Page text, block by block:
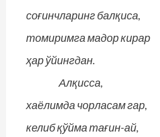
соғинчларинг балқиса,
томиримга мадор кирар
ҳар ўйингдан.
Алқисса,
хаёлимда чорласам гар,
келиб қўйма тағин-ай,